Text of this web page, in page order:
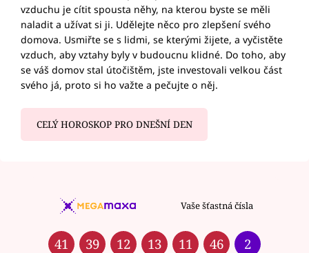
vzduchu je cítit spousta něhy, na kterou byste se měli
naladit a užívat si ji. Udělejte něco pro zlepšení svého
domova. Usmiřte se s lidmi, se kterými žijete, a vyčistěte
vzduch, aby vztahy byly v budoucnu klidné. Do toho, aby
se váš domov stal útočištěm, jste investovali velkou část
svého já, proto si ho važte a pečujte o něj.
CELÝ HOROSKOP PRO DNEŠNÍ DEN
Vaše šťastná čísla
41 39 12 13 11 46 2